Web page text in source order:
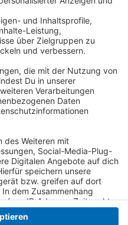
Ziel sei es,
und wirksame
Mehrere Hundert
Einrichtungen in